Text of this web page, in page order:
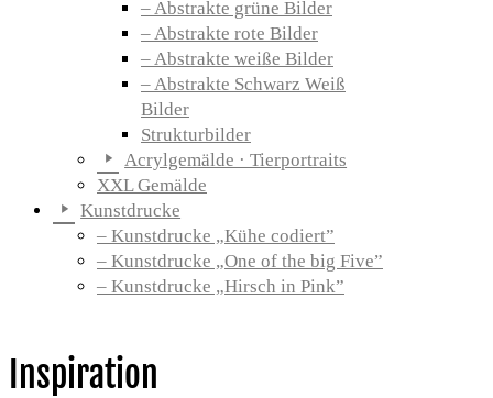
– Abstrakte grüne Bilder
– Abstrakte rote Bilder
– Abstrakte weiße Bilder
– Abstrakte Schwarz Weiß
Bilder
Strukturbilder
Acrylgemälde · Tierportraits
XXL Gemälde
Kunstdrucke
– Kunstdrucke „Kühe codiert”
– Kunstdrucke „One of the big Five”
– Kunstdrucke „Hirsch in Pink”
Inspiration